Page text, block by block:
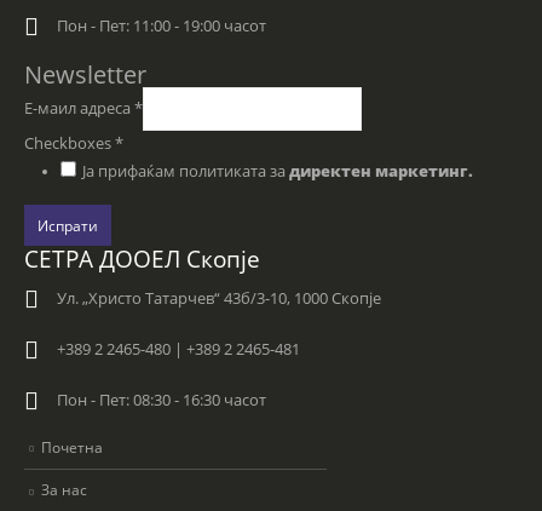
Пон - Пет: 11:00 - 19:00 часот
Newsletter
Е-маил адреса *
Checkboxes*
Ја прифаќам политиката за директен маркетинг.
Испрати
СЕТРА ДООЕЛ Скопје
Ул. „Христо Татарчев“ 43б/3-10, 1000 Скопје
+389 2 2465-480 | +389 2 2465-481
Пон - Пет: 08:30 - 16:30 часот
Почетна
За нас